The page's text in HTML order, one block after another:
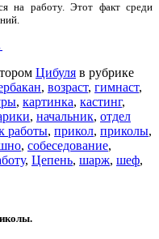
на работу. Этот факт среди
Цибуля в рубрике
, возраст, гимнаст,
, картинка, кастинг,
, начальник, отдел
работы, прикол, приколы,
, собеседование,
, Цепень, шарж, шеф,